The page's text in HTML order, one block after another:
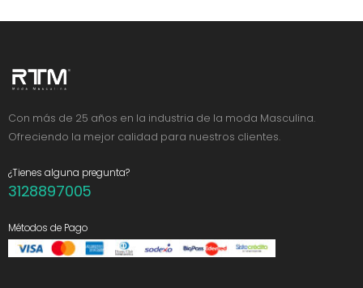
Con más de 25 años en la industria de la moda Masculina.
Ofreciendo la mejor calidad para nuestros clientes.
¿Tienes alguna pregunta?
3128897005
Métodos de Pago